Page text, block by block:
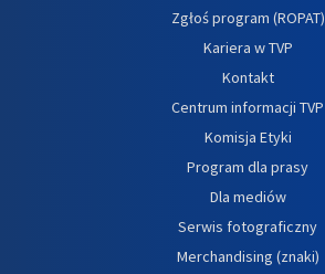
Zgłoś program (ROPAT)
Kariera w TVP
Kontakt
Centrum informacji TVP
Komisja Etyki
Program dla prasy
Dla mediów
Serwis fotograficzny
Merchandising (znaki)